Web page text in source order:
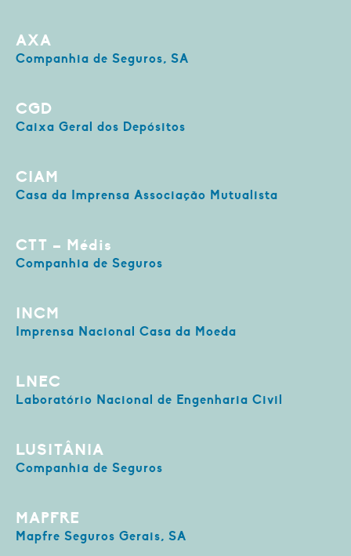
AXA
Companhia de Seguros, SA
CGD
Caixa Geral dos Depósitos
CIAM
Casa da Imprensa Associação Mutualista
CTT – Médis
Companhia de Seguros
INCM
Imprensa Nacional Casa da Moeda
LNEC
Laboratório Nacional de Engenharia Civil
LUSITÂNIA
Companhia de Seguros
MAPFRE
Mapfre Seguros Gerais, SA